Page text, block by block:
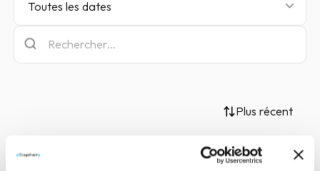
Toutes les dates
Plus récent